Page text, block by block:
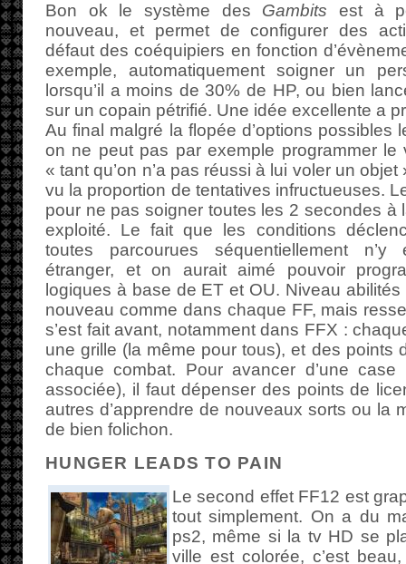
Bon ok le système des Gambits est à
nouveau, et permet de configurer des
défaut des coéquipiers en fonction
exemple, automatiquement soigner un
lorsqu’il a moins de 30% de HP, ou bien
sur un copain pétrifié. Une idée excellente a
Au final malgré la flopée d’options possibles
on ne peut pas par exemple programmer le
« tant qu’on n’a pas réussi à lui voler un
vu la proportion de tentatives infructueuses.
pour ne pas soigner toutes les 2 secondes à
exploité. Le fait que les conditions
toutes parcourues séquentiellement n’y
étranger, et on aurait aimé pouvoir
logiques à base de ET et OU. Niveau
nouveau comme dans chaque FF, mais
s’est fait avant, notamment dans FFX :
une grille (la même pour tous), et des points
chaque combat. Pour avancer d’une
associée), il faut dépenser des points de
autres d’apprendre de nouveaux sorts ou la
de bien folichon.
HUNGER LEADS TO PAIN
Le second effet FF12 est
tout simplement. On a du
ps2, même si la tv HD se
ville est colorée, c’est